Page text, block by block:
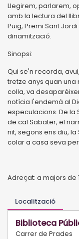
Llegirem, parlarem,
amb la lectura del
Puig, Premi Sant
dinamització.
Sinopsi:
Qui se'n recorda,
tretze anys quan una
colla, va
notícia l'endemà al
especulacions. De la
de cal Sabater, el
nit, segons ens diu,
colar a casa seva
Adreçat: a majors de
Localització
Biblioteca
Carrer de Prades